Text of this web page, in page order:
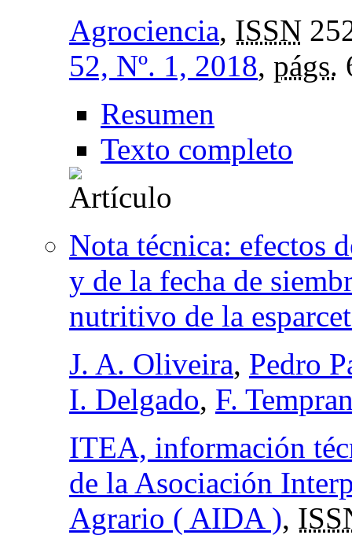
Agrociencia, ISSN
52, Nº. 1, 2018, págs.
Resumen
Texto completo
Nota técnica: efectos
y de la fecha de
nutritivo de la
J. A. Oliveira, Pedro
I. Delgado, F.
ITEA, información
de la Asociación
Agrario ( AIDA ),